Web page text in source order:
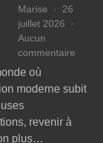
Marise
26
juillet 2026
Aucun
commentaire
pour
où
moderne subit
revenir à
plus…